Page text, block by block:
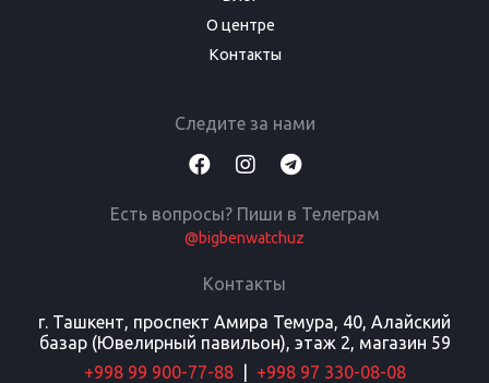
О центре
Контакты
Следите за нами
Есть вопросы? Пиши в Телеграм
@bigbenwatchuz
Контакты
г. Ташкент, проспект Амира Темура, 40, Алайский
базар (Ювелирный павильон), этаж 2, магазин 59
+998 99 900-77-88
+998 97 330-08-08